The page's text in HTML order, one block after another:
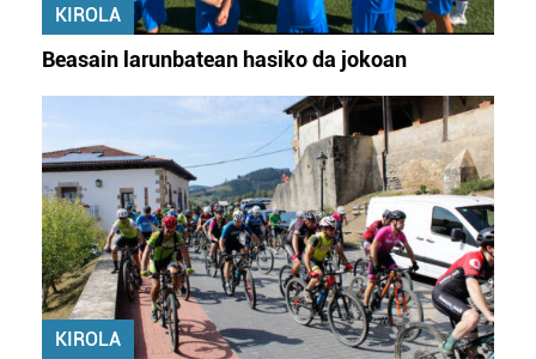
KIROLA
Beasain larunbatean hasiko da jokoan
KIROLA